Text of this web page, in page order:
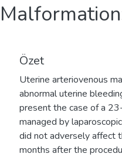
Özet
Uterine arteriovenous
abnormal uterine
present the case of a
managed by
did not adversely affect
months after the